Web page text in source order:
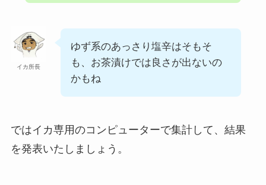
イカ所長
ゆず系のあっさり塩辛はそもそ
も、お茶漬けでは良さが出ないの
かもね
ではイカ専用のコンピューターで集計して、結果
を発表いたしましょう。